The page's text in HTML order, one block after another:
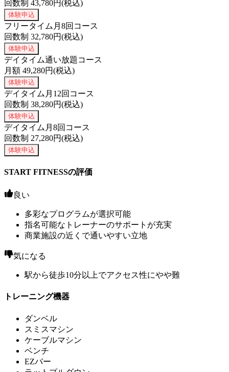
回数制 43,780円(税込)
体験申込
フリータイム月8回コース
回数制 32,780円(税込)
体験申込
デイタイム通い放題コース
月額 49,280円(税込)
体験申込
デイタイム月12回コース
回数制 38,280円(税込)
体験申込
デイタイム月8回コース
回数制 27,280円(税込)
体験申込
START FITNESSの評価
良い
多彩なプログラムが選択可能
指名可能なトレーナーのサポートが充実
商業施設の近くで通いやすい立地
気になる
駅から徒歩10分以上でアクセス性にやや難
トレーニング機器
ダンベル
スミスマシン
ケーブルマシン
ベンチ
EZバー